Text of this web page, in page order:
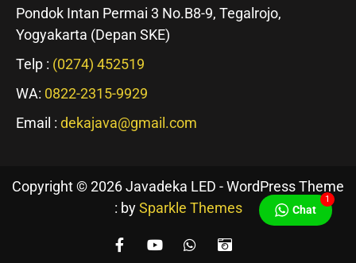
Pondok Intan Permai 3 No.B8-9, Tegalrojo,
Yogyakarta (Depan SKE)
Telp : (0274) 452519
WA: 0822-2315-9929
Email : dekajava@gmail.com
Copyright © 2026 Javadeka LED - WordPress Theme
: bySparkle Themes Chat
1